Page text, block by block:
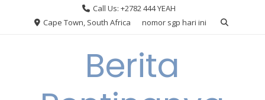
Call Us: +2782 444 YEAH
Cape Town, South Africa
nomor sgp hari ini
Berita